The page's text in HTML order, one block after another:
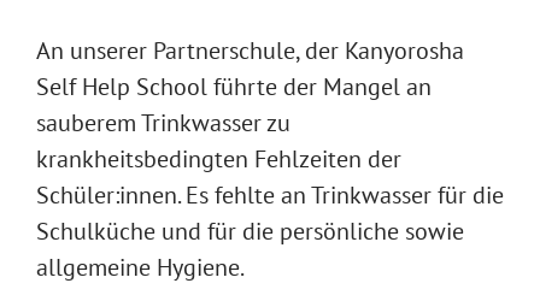
An unserer Partnerschule, der Kanyorosha
Self Help School führte der Mangel an
sauberem Trinkwasser zu
krankheitsbedingten Fehlzeiten der
Schüler:innen. Es fehlte an Trinkwasser für die
Schulküche und für die persönliche sowie
allgemeine Hygiene.